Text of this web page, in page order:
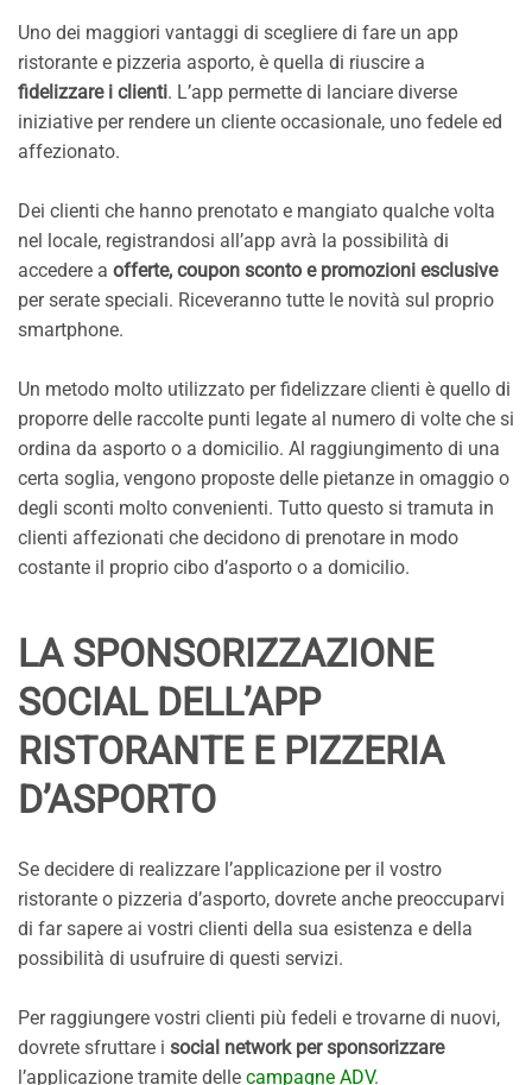
Uno dei maggiori vantaggi di scegliere di fare un app
ristorante e pizzeria asporto, è quella di riuscire a
fidelizzare i clienti. L’app permette di lanciare diverse
iniziative per rendere un cliente occasionale, uno fedele ed
affezionato.
Dei clienti che hanno prenotato e mangiato qualche volta
nel locale, registrandosi all’app avrà la possibilità di
accedere a offerte, coupon sconto e promozioni esclusive
per serate speciali. Riceveranno tutte le novità sul proprio
smartphone.
Un metodo molto utilizzato per fidelizzare clienti è quello di
proporre delle raccolte punti legate al numero di volte che si
ordina da asporto o a domicilio. Al raggiungimento di una
certa soglia, vengono proposte delle pietanze in omaggio o
degli sconti molto convenienti. Tutto questo si tramuta in
clienti affezionati che decidono di prenotare in modo
costante il proprio cibo d’asporto o a domicilio.
LA SPONSORIZZAZIONE
SOCIAL DELL’APP
RISTORANTE E PIZZERIA
D’ASPORTO
Se decidere di realizzare l’applicazione per il vostro
ristorante o pizzeria d’asporto, dovrete anche preoccuparvi
di far sapere ai vostri clienti della sua esistenza e della
possibilità di usufruire di questi servizi.
Per raggiungere vostri clienti più fedeli e trovarne di nuovi,
dovrete sfruttare i social network per sponsorizzare
l’applicazione tramite delle campagne ADV.